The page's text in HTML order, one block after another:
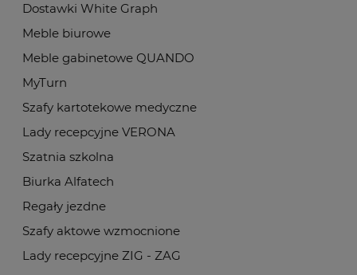
Dostawki White Graph
Meble biurowe
Meble gabinetowe QUANDO
MyTurn
Szafy kartotekowe medyczne
Lady recepcyjne VERONA
Szatnia szkolna
Biurka Alfatech
Regały jezdne
Szafy aktowe wzmocnione
Lady recepcyjne ZIG - ZAG